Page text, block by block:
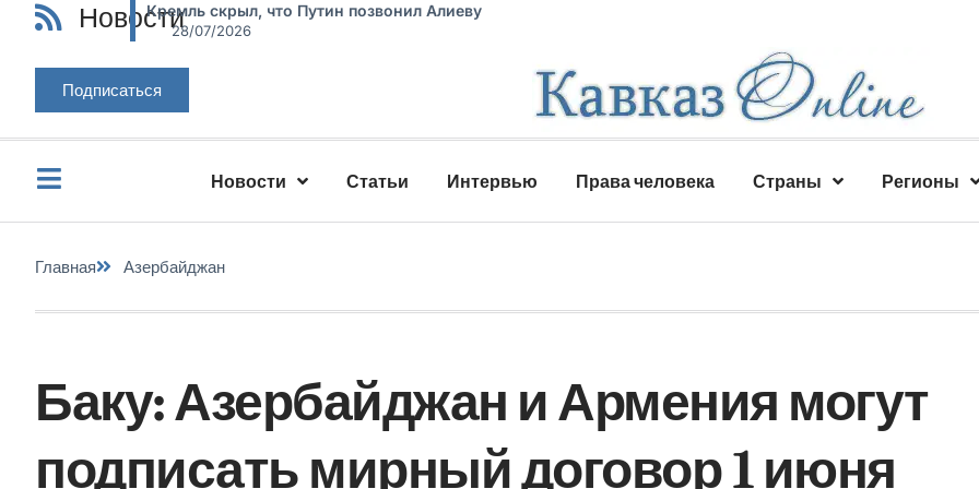
НовостиКремль скрыл, что Путин позвонил Алиеву
28/07/2026
Подписаться
Новости Статьи Интервью Права человека Страны Регионы
Главная Азербайджан
Баку: Азербайджан и Армения могут
подписать мирный договор 1 июня